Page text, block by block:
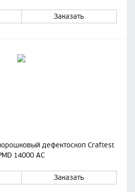
Заказать
дефектоскоп Craftest
14000 AC
Заказать